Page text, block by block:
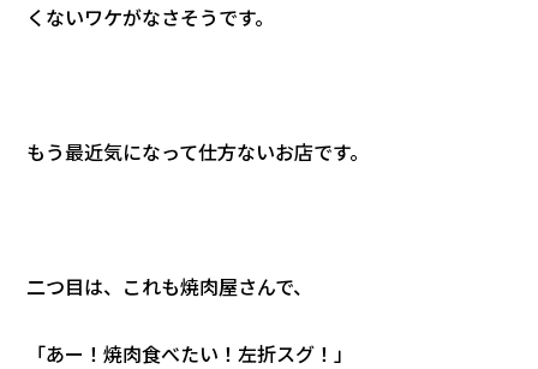
くないワケがなさそうです。
もう最近気になって仕方ないお店です。
二つ目は、これも焼肉屋さんで、
「あー！焼肉食べたい！左折スグ！」